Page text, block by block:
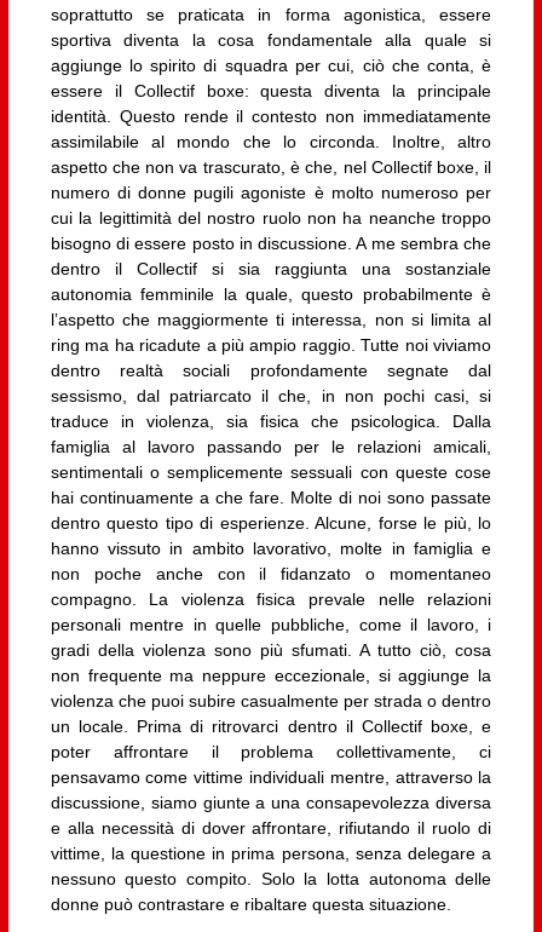
soprattutto se praticata in forma agonistica, essere
sportiva diventa la cosa fondamentale alla quale si
aggiunge lo spirito di squadra per cui, ciò che conta, è
essere il Collectif boxe: questa diventa la principale
identità. Questo rende il contesto non immediatamente
assimilabile al mondo che lo circonda. Inoltre, altro
aspetto che non va trascurato, è che, nel Collectif boxe, il
numero di donne pugili agoniste è molto numeroso per
cui la legittimità del nostro ruolo non ha neanche troppo
bisogno di essere posto in discussione. A me sembra che
dentro il Collectif si sia raggiunta una sostanziale
autonomia femminile la quale, questo probabilmente è
l’aspetto che maggiormente ti interessa, non si limita al
ring ma ha ricadute a più ampio raggio. Tutte noi viviamo
dentro realtà sociali profondamente segnate dal
sessismo, dal patriarcato il che, in non pochi casi, si
traduce in violenza, sia fisica che psicologica. Dalla
famiglia al lavoro passando per le relazioni amicali,
sentimentali o semplicemente sessuali con queste cose
hai continuamente a che fare. Molte di noi sono passate
dentro questo tipo di esperienze. Alcune, forse le più, lo
hanno vissuto in ambito lavorativo, molte in famiglia e
non poche anche con il fidanzato o momentaneo
compagno. La violenza fisica prevale nelle relazioni
personali mentre in quelle pubbliche, come il lavoro, i
gradi della violenza sono più sfumati. A tutto ciò, cosa
non frequente ma neppure eccezionale, si aggiunge la
violenza che puoi subire casualmente per strada o dentro
un locale. Prima di ritrovarci dentro il Collectif boxe, e
poter affrontare il problema collettivamente, ci
pensavamo come vittime individuali mentre, attraverso la
discussione, siamo giunte a una consapevolezza diversa
e alla necessità di dover affrontare, rifiutando il ruolo di
vittime, la questione in prima persona, senza delegare a
nessuno questo compito. Solo la lotta autonoma delle
donne può contrastare e ribaltare questa situazione.